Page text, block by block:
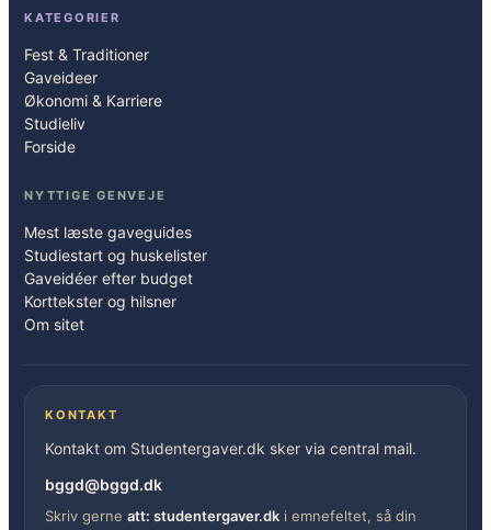
KATEGORIER
Fest & Traditioner
Gaveideer
Økonomi & Karriere
Studieliv
Forside
NYTTIGE GENVEJE
Mest læste gaveguides
Studiestart og huskelister
Gaveidéer efter budget
Korttekster og hilsner
Om sitet
KONTAKT
Kontakt om Studentergaver.dk sker via central mail.
bggd@bggd.dk
Skriv gerne att: studentergaver.dk i emnefeltet, så din